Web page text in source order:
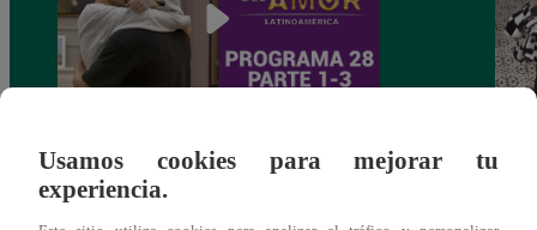
El poder del amor – Domingo 12 de
septiembre del 2021 (1/3)
El
Usamos cookies para mejorar tu
experiencia.